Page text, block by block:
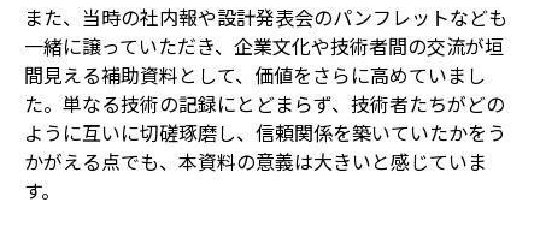
また、当時の社内報や設計発表会のパンフレットなども
一緒に譲っていただき、企業文化や技術者間の交流が垣
間見える補助資料として、価値をさらに高めていまし
た。単なる技術の記録にとどまらず、技術者たちがどの
ように互いに切磋琢磨し、信頼関係を築いていたかをう
かがえる点でも、本資料の意義は大きいと感じていま
す。